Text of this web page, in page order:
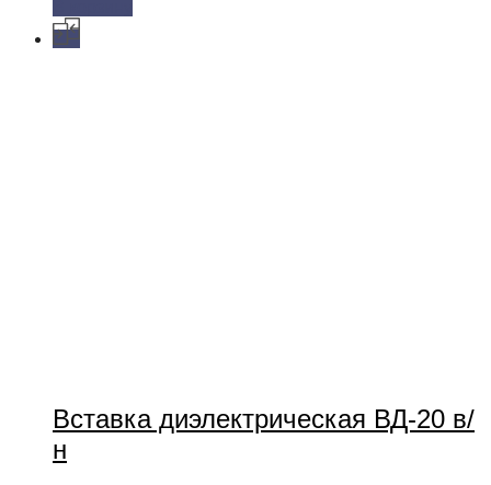
Вставка диэлектрическая ВД-20 в/
н